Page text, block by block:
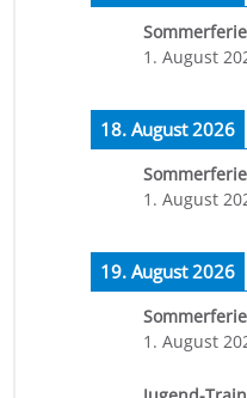
1. August
18. August 2026
1. August
19. August 2026
1. August